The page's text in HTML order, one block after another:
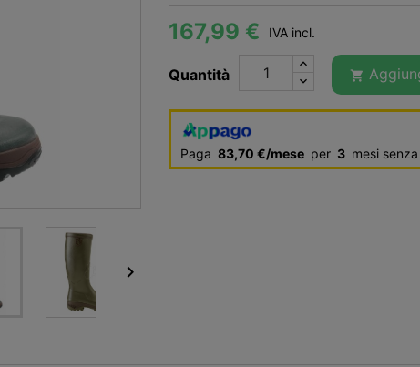

167,99 € IVA incl.
Quantità 
Paga 83,70 €/mese per 3 mesi